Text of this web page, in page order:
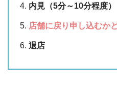
内見（5分～10分程度）
店舗に戻り申し込むか
退店